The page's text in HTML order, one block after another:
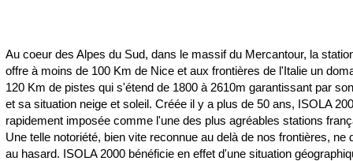
Au coeur des Alpes du Sud, dans le massif du Mercantour, la
offre à moins de 100 Km de Nice et aux frontières de l'Italie un
120 Km de pistes qui s'étend de 1800 à 2610m garantissant par
et sa situation neige et soleil. Créée il y a plus de 50 ans, ISOLA
rapidement imposée comme l'une des plus agréables stations
Une telle notoriété, bien vite reconnue au delà de nos frontières, ne
au hasard. ISOLA 2000 bénéficie en effet d'une situation